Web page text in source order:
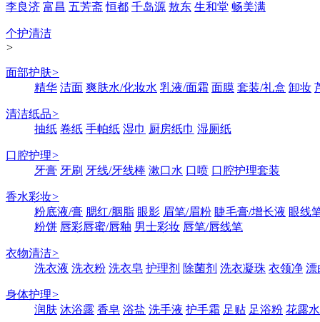
李良济 富昌 五芳斋 恒都 千岛源 敖东 生和堂 畅美满
个护清洁
>
面部护肤>
精华 洁面 爽肤水/化妆水 乳液/面霜 面膜 套装/礼盒 卸妆
清洁纸品>
抽纸 卷纸 手帕纸 湿巾 厨房纸巾 湿厕纸
口腔护理>
牙膏 牙刷 牙线/牙线棒 漱口水 口喷 口腔护理套装
香水彩妆>
粉底液/膏 腮红/胭脂 眼影 眉笔/眉粉 睫毛膏/增长液 眼线
粉饼 唇彩唇蜜/唇釉 男士彩妆 唇笔/唇线笔
衣物清洁>
洗衣液 洗衣粉 洗衣皂 护理剂 除菌剂 洗衣凝珠 衣领净 漂
身体护理>
润肤 沐浴露 香皂 浴盐 洗手液 护手霜 足贴 足浴粉 花露水